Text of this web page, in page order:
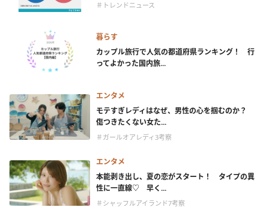
＃トレンドニュース
暮らす
カップル旅行で人気の都道府県ランキング！ 行
ってよかった国内旅...
エンタメ
モテすぎレディはなぜ、男性の心を掴むのか？
傷つきたくない女た...
＃ガールオアレディ3考察
エンタメ
本能剥き出し、夏の恋がスタート！ タイプの異
性に一直線♡ 早く...
＃シャッフルアイランド7考察